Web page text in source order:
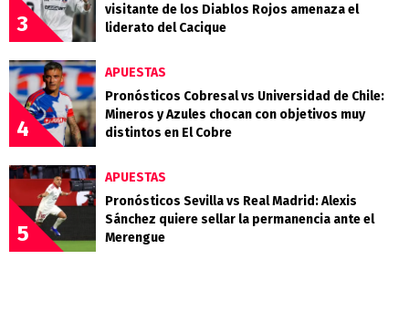
3
visitante de los Diablos Rojos amenaza el
liderato del Cacique
4
APUESTAS
Pronósticos Cobresal vs Universidad de Chile:
Mineros y Azules chocan con objetivos muy
distintos en El Cobre
5
APUESTAS
Pronósticos Sevilla vs Real Madrid: Alexis
Sánchez quiere sellar la permanencia ante el
Merengue